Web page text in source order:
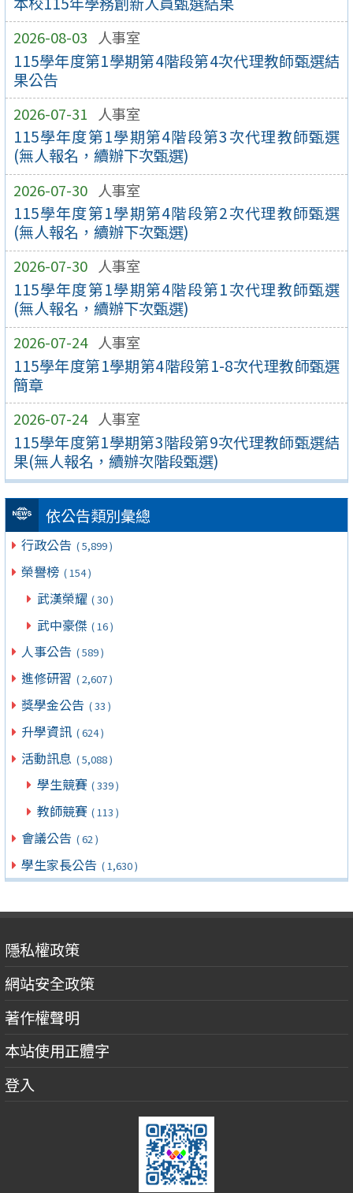
2026-08-03 人事室
115學年度第1學期第4階段第4次代理教師甄選結
果公告
2026-07-31 人事室
115學年度第1學期第4階段第3次代理教師甄選
(無人報名，續辦下次甄選)
2026-07-30 人事室
115學年度第1學期第4階段第2次代理教師甄選
(無人報名，續辦下次甄選)
2026-07-30 人事室
115學年度第1學期第4階段第1次代理教師甄選
(無人報名，續辦下次甄選)
2026-07-24 人事室
115學年度第1學期第4階段第1-8次代理教師甄選
簡章
2026-07-24 人事室
115學年度第1學期第3階段第9次代理教師甄選結
果(無人報名，續辦次階段甄選)
依公告類別彙總
行政公告 ( 5,899 )
榮譽榜 ( 154 )
武漢榮耀 ( 30 )
武中豪傑 ( 16 )
人事公告 ( 589 )
進修研習 ( 2,607 )
獎學金公告 ( 33 )
升學資訊 ( 624 )
活動訊息 ( 5,088 )
學生競賽 ( 339 )
教師競賽 ( 113 )
會議公告 ( 62 )
學生家長公告 ( 1,630 )
隱私權政策
網站安全政策
著作權聲明
本站使用正體字
登入